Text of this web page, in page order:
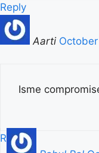
Reply
Aarti
Isme
Reply